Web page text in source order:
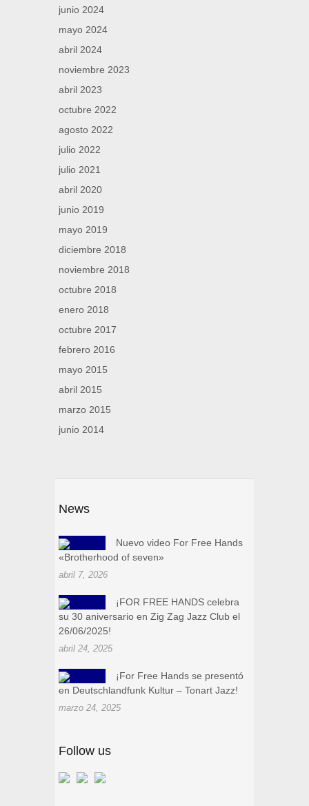
junio 2024
mayo 2024
abril 2024
noviembre 2023
abril 2023
octubre 2022
agosto 2022
julio 2022
julio 2021
abril 2020
junio 2019
mayo 2019
diciembre 2018
noviembre 2018
octubre 2018
enero 2018
octubre 2017
febrero 2016
mayo 2015
abril 2015
marzo 2015
junio 2014
News
Nuevo video For Free Hands
«Brotherhood of seven»
abril 7, 2026
¡FOR FREE HANDS celebra
su 30 aniversario en Zig Zag Jazz Club el
26/06/2025!
abril 24, 2025
¡For Free Hands se presentó
en Deutschlandfunk Kultur – Tonart Jazz!
marzo 24, 2025
Follow us